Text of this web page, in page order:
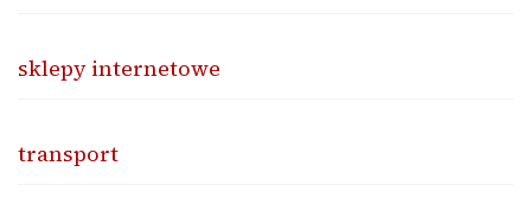
sklepy internetowe
transport